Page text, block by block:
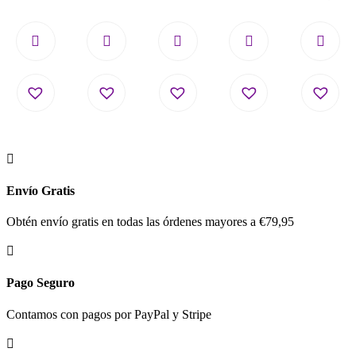

Envío Gratis
Obtén envío gratis en todas las órdenes mayores a €79,95

Pago Seguro
Contamos con pagos por PayPal y Stripe
